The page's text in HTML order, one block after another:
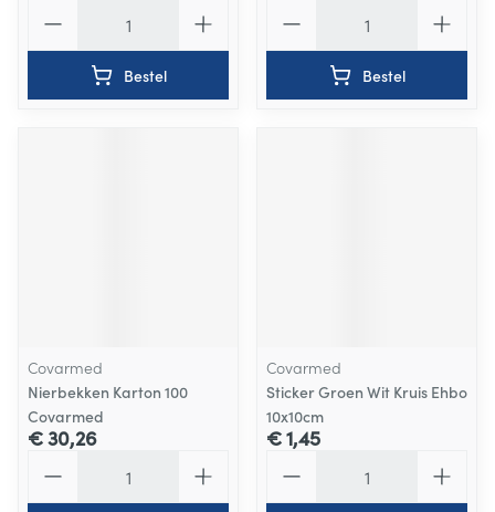
Bestel Bestel
Covarmed
Nierbekken Karton 100
Covarmed
€ 30,26
Covarmed
Sticker Groen Wit Kruis Ehbo
10x10cm
€ 1,45